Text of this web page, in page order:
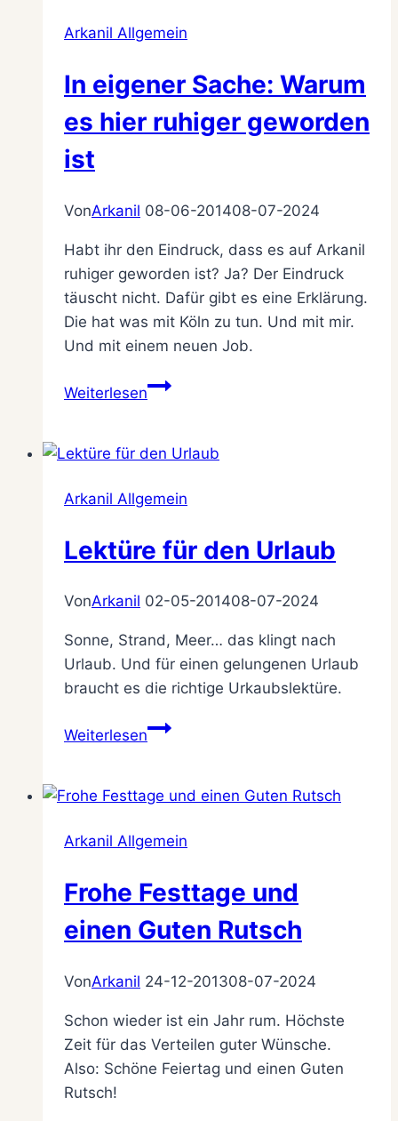
Arkanil Allgemein
In eigener Sache: Warum
es hier ruhiger geworden
ist
VonArkanil 08-06-201408-07-2024
Habt ihr den Eindruck, dass es auf Arkanil
ruhiger geworden ist? Ja? Der Eindruck
täuscht nicht. Dafür gibt es eine Erklärung.
Die hat was mit Köln zu tun. Und mit mir.
Und mit einem neuen Job.
WeiterlesenIn
Warum
hier
geworden
Arkanil Allgemein
Lektüre für den Urlaub
VonArkanil 02-05-201408-07-2024
Sonne, Strand, Meer… das klingt nach
Urlaub. Und für einen gelungenen Urlaub
braucht es die richtige Urkaubslektüre.
WeiterlesenLektüre
Urlaub
Arkanil Allgemein
Frohe Festtage und
einen Guten Rutsch
VonArkanil 24-12-201308-07-2024
Schon wieder ist ein Jahr rum. Höchste
Zeit für das Verteilen guter Wünsche.
Also: Schöne Feiertag und einen Guten
Rutsch!